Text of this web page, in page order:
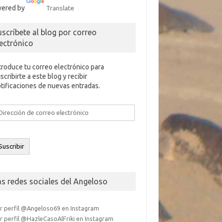
by Translate
al blog por correo
tu correo electrónico para
a este blog y recibir
de nuevas entradas.
redes sociales del Angeloso
perfil @Angeloso69 en Instagram
perfil @HazleCasoAlFriki en Instagram